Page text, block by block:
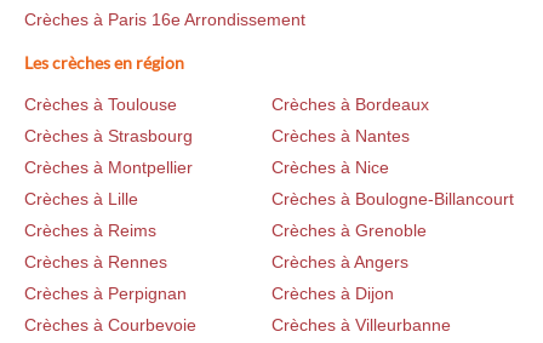
Crèches à Paris 16e Arrondissement
Les crèches en région
Crèches à Toulouse
Crèches à Bordeaux
Crèches à Strasbourg
Crèches à Nantes
Crèches à Montpellier
Crèches à Nice
Crèches à Lille
Crèches à Boulogne-Billancourt
Crèches à Reims
Crèches à Grenoble
Crèches à Rennes
Crèches à Angers
Crèches à Perpignan
Crèches à Dijon
Crèches à Courbevoie
Crèches à Villeurbanne